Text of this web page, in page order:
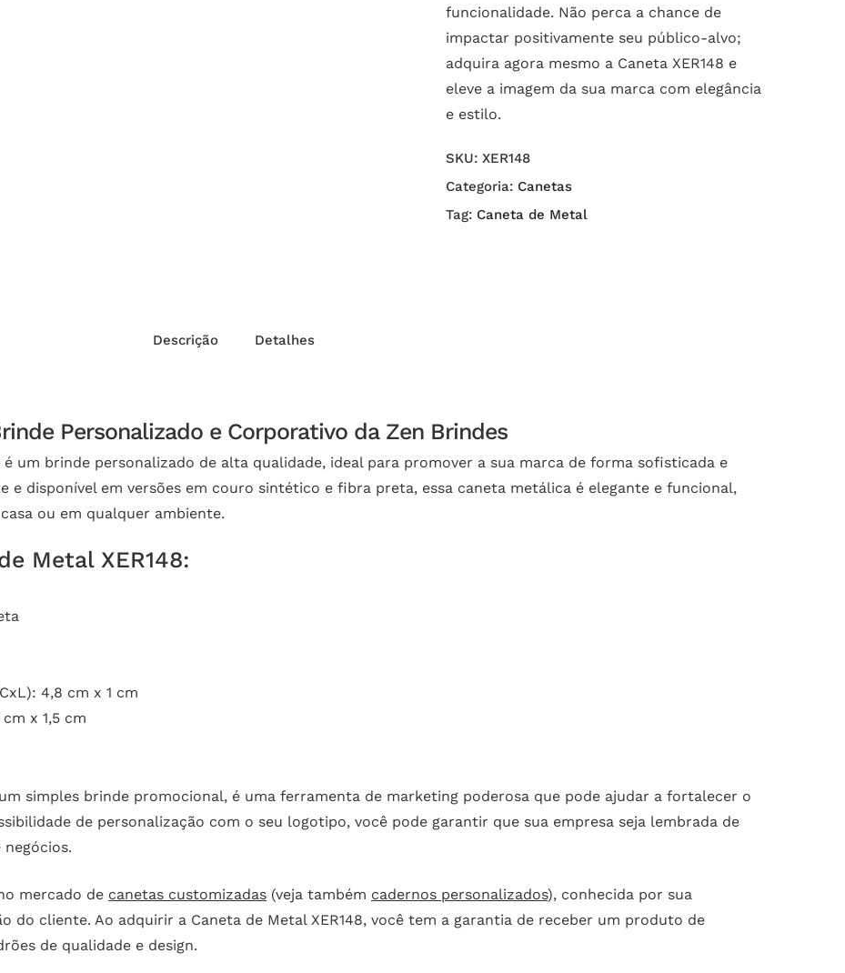
funcionalidade. Não perca a chance de
impactar positivamente seu público-alvo;
adquira agora mesmo a Caneta XER148 e
eleve a imagem da sua marca com elegância
e estilo.
SKU: XER148
Categoria: Canetas
Tag: Caneta de Metal
Descrição Detalhes
Personalizado e Corporativo da Zen Brindes
é um brinde personalizado de alta qualidade, ideal para promover a sua marca de forma sofisticada e
e disponível em versões em couro sintético e fibra preta, essa caneta metálica é elegante e funcional,
ou em qualquer ambiente.
Metal XER148:
4,8 cm x 1 cm
x 1,5 cm
um simples brinde promocional, é uma ferramenta de marketing poderosa que pode ajudar a fortalecer o
de personalização com o seu logotipo, você pode garantir que sua empresa seja lembrada de
mercado de canetas customizadas (veja também cadernos personalizados), conhecida por sua
do cliente. Ao adquirir a Caneta de Metal XER148, você tem a garantia de receber um produto de
de qualidade e design.